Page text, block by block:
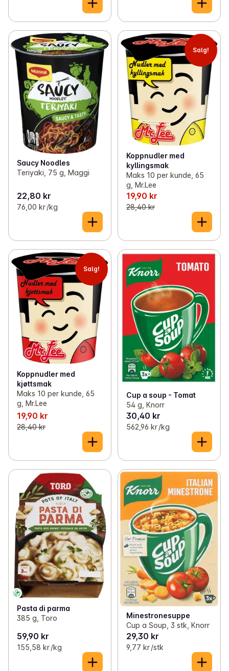
Saucy Noodles
Teriyaki, 75 g, Maggi
22,80 kr
76,00 kr /kg
Salg!
Koppnudler med
kyllingsmak
Maks 10 per kunde, 65
g, Mr.Lee
19,90 kr
28,40 kr
Salg!
Koppnudler med
kjøttsmak
Maks 10 per kunde, 65
g, Mr.Lee
19,90 kr
28,40 kr
Cup a soup - Tomat
54 g, Knorr
30,40 kr
562,96 kr /kg
Pasta di parma
385 g, Toro
59,90 kr
155,58 kr /kg
Minestronesuppe
Cup a Soup, 3 stk, Knorr
29,30 kr
9,77 kr /stk